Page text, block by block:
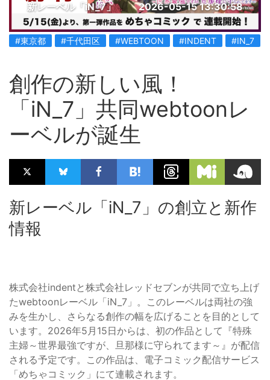
新レーベル「iN_7」 2026-05-15 13:30:58
#東京都 #千代田区 #WEBTOON #INDENT #IN_7
創作の新しい風！
「iN_7」共同webtoonレ
ーベルが誕生
新レーベル「iN_7」の創立と新作
情報
株式会社indentと株式会社レッドセブンが共同で立ち上げ
たwebtoonレーベル「iN_7」。このレーベルは両社の強
みを生かし、さらなる創作の幅を広げることを目的として
います。2026年5月15日からは、初の作品として『特殊
主婦～世界最強ですが、旦那様に守られてます～』が配信
される予定です。この作品は、電子コミック配信サービス
「めちゃコミック」にて連載されます。